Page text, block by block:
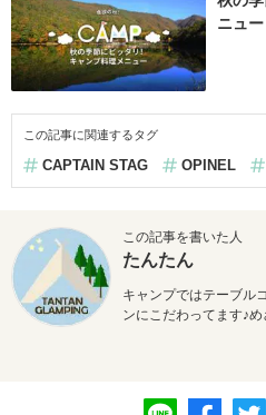
ニュー
この記事に関連するタグ
CAPTAIN STAG OPINEL
この記事を書いた人
たんたん
キャンプではテーブル
ンにこだわってます♪